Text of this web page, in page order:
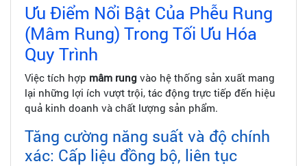
Ưu Điểm Nổi Bật Của Phễu Rung
(Mâm Rung) Trong Tối Ưu Hóa
Quy Trình
Việc tích hợp mâm rung vào hệ thống sản xuất mang
lại những lợi ích vượt trội, tác động trực tiếp đến hiệu
quả kinh doanh và chất lượng sản phẩm.
Tăng cường năng suất và độ chính
xác: Cấp liệu đồng bộ, liên tục